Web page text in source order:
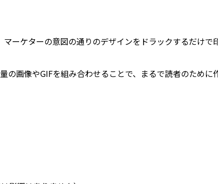
ーケターの意図の通りのデザインをドラックするだけで
画像やGIFを組み合わせることで、まるで読者のために